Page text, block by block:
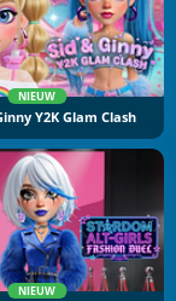
NIEUW
Y2K Glam Clash
NIEUW